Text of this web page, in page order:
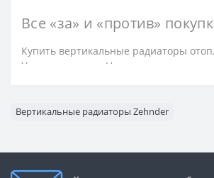
Все «за» и «против»
Купить вертикальные радиаторы
Украине просто. Но перед этим
Максимальный порог
возможным благодаря огромному
Вертикальные радиаторы Zehnder